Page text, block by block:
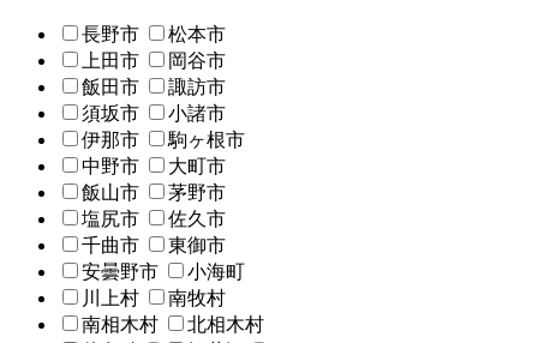
長野市
松本市
上田市
岡谷市
飯田市
諏訪市
須坂市
小諸市
伊那市
駒ヶ根市
中野市
大町市
飯山市
茅野市
塩尻市
佐久市
千曲市
東御市
安曇野市
小海町
川上村
南牧村
南相木村
北相木村